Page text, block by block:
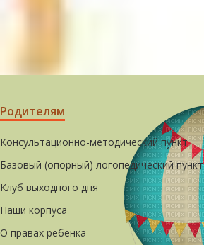
Родителям
Консультационно-методический пункт
Базовый (опорный) логопедический пункт
Клуб выходного дня
Наши корпуса
О правах ребенка